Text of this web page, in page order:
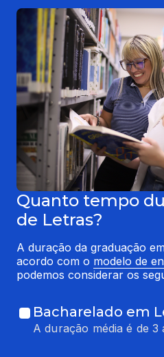
Quanto tempo
de Letras?
A duração da graduação
acordo com o modelo de
podemos considerar os
Bacharelado em
A duração média é de 3